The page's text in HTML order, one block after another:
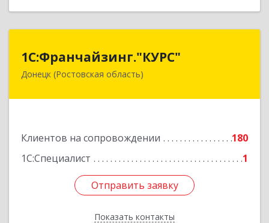
1С:Франчайзинг."КУРС"
Донецк (Ростовская область)
Клиентов на сопровождении
180
1С:Специалист
1
Отправить заявку
Показать контакты
1С:Франчайзинг."КУРС"
346330, Ростовская обл, Донецк г, Благодатный
Отправить заявку
Назад